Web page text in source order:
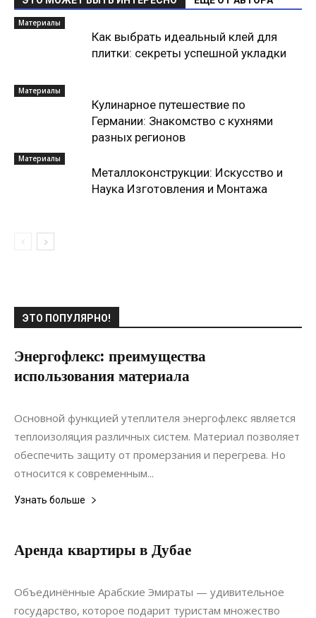
Материалы
Как выбрать идеальный клей для
плитки: секреты успешной укладки
Материалы
Кулинарное путешествие по
Германии: Знакомство с кухнями
разных регионов
Материалы
Металлоконструкции: Искусство и
Наука Изготовления и Монтажа
ЭТО ПОПУЛЯРНО!
Энергофлекс: преимущества
использования материала
26.05.2021
Основной функцией утеплителя энергофлекс является
теплоизоляция различных систем. Материал позволяет
обеспечить защиту от промерзания и перегрева. Но
относится к современным...
Узнать больше
Аренда квартиры в Дубае
23.05.2019
Объединённые Арабские Эмираты — удивительное
государство, которое подарит туристам множество